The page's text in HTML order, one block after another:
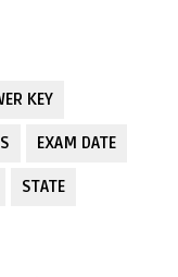
KEY
EXAM DATE
STATE